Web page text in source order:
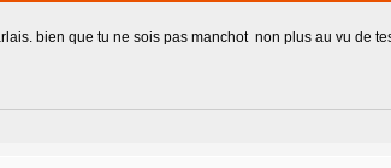
bien que tu ne sois pas manchot non plus au vu de